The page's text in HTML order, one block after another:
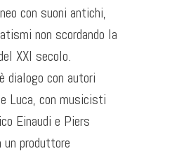
con suoni antichi,
non scordando la
XXI secolo.
dialogo con autori
Luca, con musicisti
Einaudi e Piers
un produttore